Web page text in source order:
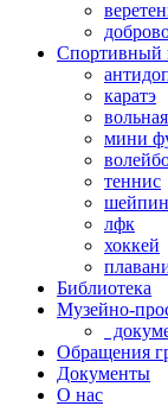
Спортивный
каратэ
мини
теннис
лфк
хоккей
Библиотека
Музейно-
Обращения
Документы
О нас